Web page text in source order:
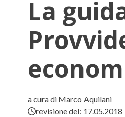
La
a cura di Marco Aquilani
revisione del: 17.05.2018